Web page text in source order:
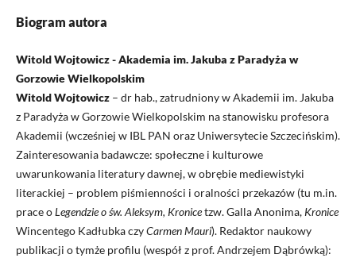
Biogram autora
Witold Wojtowicz - Akademia im. Jakuba z Paradyża w
Gorzowie Wielkopolskim
Witold Wojtowicz– dr hab., zatrudniony w Akademii im. Jakuba
z Paradyża w Gorzowie Wielkopolskim na stanowisku profesora
Akademii (wcześniej w IBL PAN oraz Uniwersytecie Szczecińskim).
Zainteresowania badawcze: społeczne i kulturowe
uwarunkowania literatury dawnej, w obrębie mediewistyki
literackiej – problem piśmienności i oralności przekazów (tu m.in.
prace oLegendzie o św. Aleksym, Kronicetzw. Galla Anonima, Kronice
Wincentego Kadłubka czyCarmen Mauri). Redaktor naukowy
publikacji o tymże profilu (wespół z prof. Andrzejem Dąbrówką):